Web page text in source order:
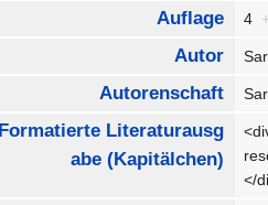
Auflage 4
Autor
Autorenschaft
Formatierte Literaturausg
abe (Kapitälchen)
</